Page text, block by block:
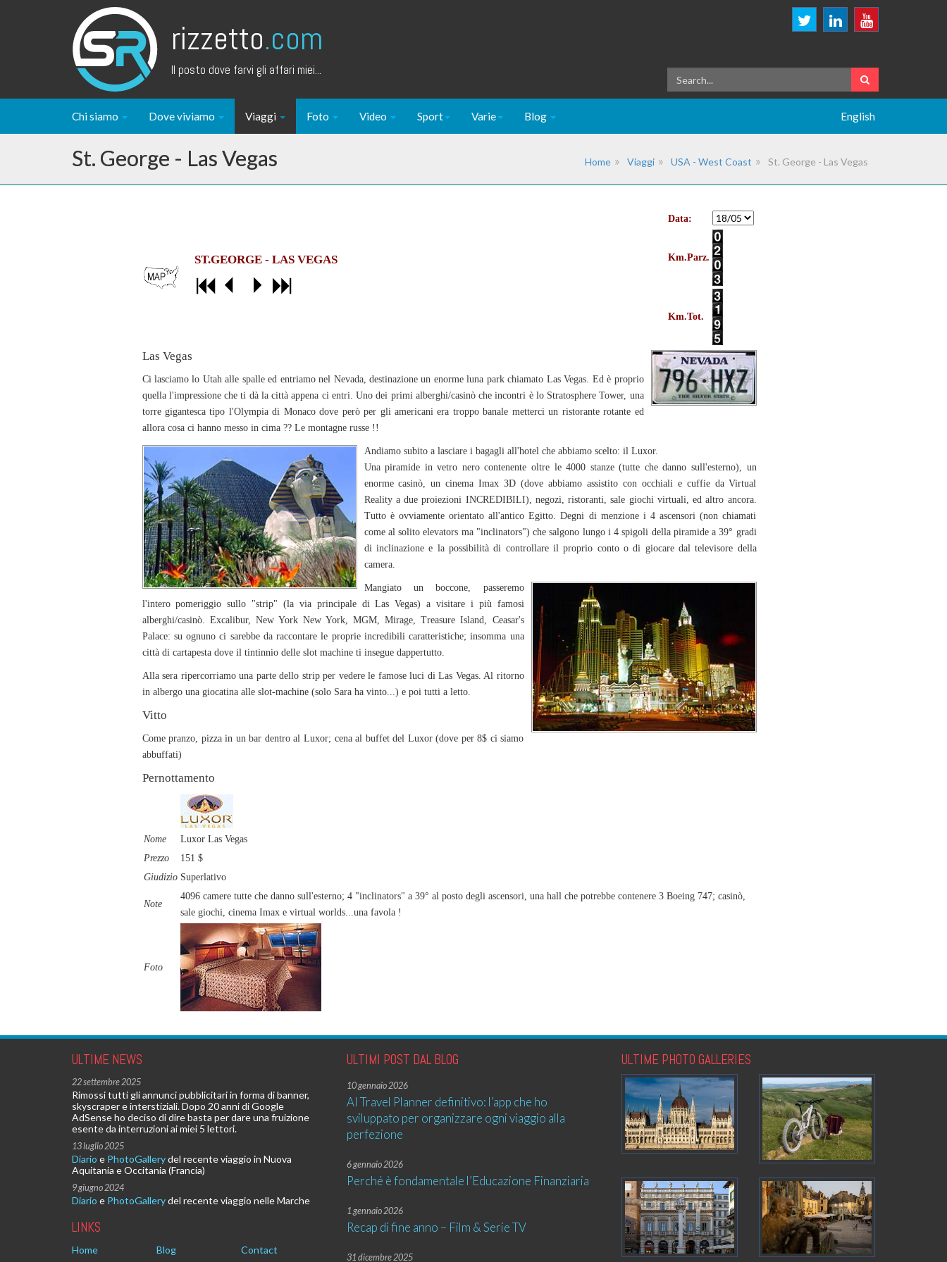
rizzetto.com
Il posto dove farvi gli affari miei...
Chi siamo Dove viviamo Viaggi Foto Video Sport Varie Blog English
St. George - Las Vegas Home Viaggi USA - West Coast St. George - Las Vegas
ST.GEORGE - LAS VEGAS
Data:
Km.Parz.
Km.Tot.
Las Vegas
Ci lasciamo lo Utah alle spalle ed entriamo nel Nevada, destinazione un enorme luna park chiamato Las Vegas. Ed è proprio
quella l'impressione che ti dà la città appena ci entri. Uno dei primi alberghi/casinò che incontri è lo Stratosphere Tower, una
torre gigantesca tipo l'Olympia di Monaco dove però per gli americani era troppo banale metterci un ristorante rotante ed
allora cosa ci hanno messo in cima ?? Le montagne russe !!
Andiamo subito a lasciare i bagagli all'hotel che abbiamo scelto: il Luxor.
Una piramide in vetro nero contenente oltre le 4000 stanze (tutte che danno sull'esterno), un
enorme casinò, un cinema Imax 3D (dove abbiamo assistito con occhiali e cuffie da Virtual
Reality a due proiezioni INCREDIBILI), negozi, ristoranti, sale giochi virtuali, ed altro ancora.
Tutto è ovviamente orientato all'antico Egitto. Degni di menzione i 4 ascensori (non chiamati
come al solito elevators ma "inclinators") che salgono lungo i 4 spigoli della piramide a 39° gradi
di inclinazione e la possibilità di controllare il proprio conto o di giocare dal televisore della
camera.
Mangiato un boccone, passeremo
l'intero pomeriggio sullo "strip" (la via principale di Las Vegas) a visitare i più famosi
alberghi/casinò. Excalibur, New York New York, MGM, Mirage, Treasure Island, Ceasar's
Palace: su ognuno ci sarebbe da raccontare le proprie incredibili caratteristiche; insomma una
città di cartapesta dove il tintinnio delle slot machine ti insegue dappertutto.
Alla sera ripercorriamo una parte dello strip per vedere le famose luci di Las Vegas. Al ritorno
in albergo una giocatina alle slot-machine (solo Sara ha vinto...) e poi tutti a letto.
Vitto
Come pranzo, pizza in un bar dentro al Luxor; cena al buffet del Luxor (dove per 8$ ci siamo
abbuffati)
Pernottamento
Nome
Luxor Las Vegas
Prezzo
151 $
Giudizio Superlativo
Note
4096 camere tutte che danno sull'esterno; 4 "inclinators" a 39° al posto degli ascensori, una hall che potrebbe contenere 3 Boeing 747; casinò,
sale giochi, cinema Imax e virtual worlds...una favola !
Foto
ULTIME NEWS
22 settembre 2025
Rimossi tutti gli annunci pubblicitari in forma di banner,
skyscraper e interstiziali. Dopo 20 anni di Google
AdSense ho deciso di dire basta per dare una fruizione
esente da interruzioni ai miei 5 lettori.
13 luglio 2025
Diario e PhotoGallerydel recente viaggio in Nuova
Aquitania e Occitania (Francia)
9 giugno 2024
Diario e PhotoGallerydel recente viaggio nelle Marche
LINKS
Home Blog
Contact
ULTIMI POST DAL BLOG
10 gennaio 2026
AI Travel Planner definitivo: l’app che ho
sviluppato per organizzare ogni viaggio alla
perfezione
6 gennaio 2026
Perché è fondamentale l’Educazione Finanziaria
1 gennaio 2026
Recap di fine anno – Film & Serie TV
31 dicembre 2025
ULTIME PHOTO GALLERIES